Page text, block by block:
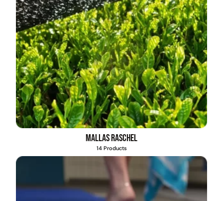
Mallas Raschel
14 Products